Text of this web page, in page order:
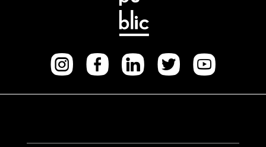
Instagram
facebook